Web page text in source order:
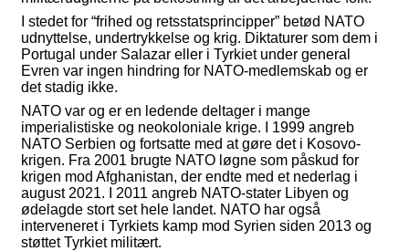
I stedet for “frihed og retsstatsprincipper” betød NATO
udnyttelse, undertrykkelse og krig. Diktaturer som dem i
Portugal under Salazar eller i Tyrkiet under general
Evren var ingen hindring for NATO-medlemskab og er
det stadig ikke.
NATO var og er en ledende deltager i mange
imperialistiske og neokoloniale krige. I 1999 angreb
NATO Serbien og fortsatte med at gøre det i Kosovo-
krigen. Fra 2001 brugte NATO løgne som påskud for
krigen mod Afghanistan, der endte med et nederlag i
august 2021. I 2011 angreb NATO-stater Libyen og
ødelagde stort set hele landet. NATO har også
interveneret i Tyrkiets kamp mod Syrien siden 2013 og
støttet Tyrkiet militært.